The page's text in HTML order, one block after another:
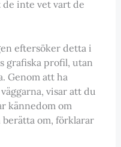
inte vet vart de
eftersöker detta i
grafiska profil, utan
Genom att ha
visar att du
kännedom om
om, förklarar